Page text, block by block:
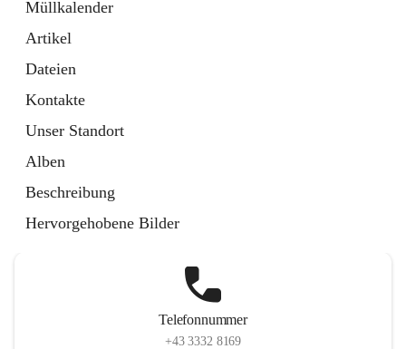
Müllkalender
Artikel
Dateien
Kontakte
Unser Standort
Alben
Beschreibung
Hervorgehobene Bilder
Telefonnummer
+43 3332 8169